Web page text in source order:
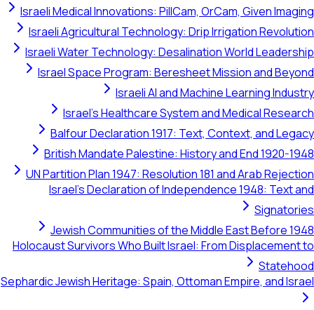
Israeli Medical Innovations: PillCam, OrCam, Given
Israeli Agricultural Technology: Drip Irrigation
Israeli Water Technology: Desalination World
Israel Space Program: Beresheet Mission and
Israeli AI and Machine Learning
Israel's Healthcare System and Medical
Balfour Declaration 1917: Text, Context, and
British Mandate Palestine: History and End
UN Partition Plan 1947: Resolution 181 and Arab
Israel's Declaration of Independence 1948:
Jewish Communities of the Middle East
Holocaust Survivors Who Built Israel: From
Sephardic Jewish Heritage: Spain, Ottoman Empire,